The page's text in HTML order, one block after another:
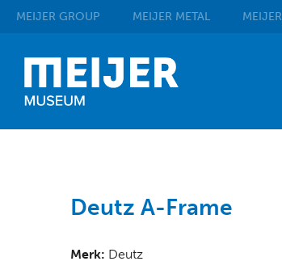
MEIJER GROUP MEIJER METAL MEIJER
Deutz A-Frame
Merk: Deutz